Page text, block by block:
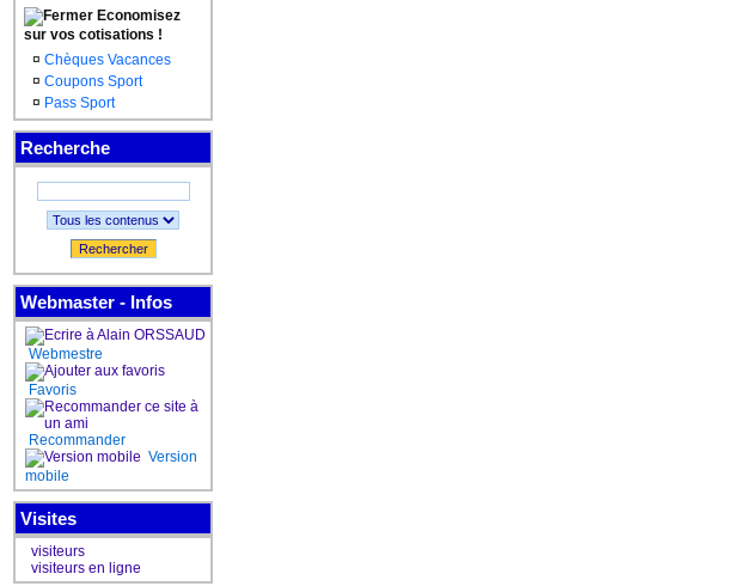
Economisez
sur vos cotisations !
¤ Chèques Vacances
¤ Coupons Sport
¤ Pass Sport
Recherche
Rechercher
Webmaster - Infos
Webmestre
Favoris
Recommander
Version
mobile
Visites
visiteurs
visiteurs en ligne